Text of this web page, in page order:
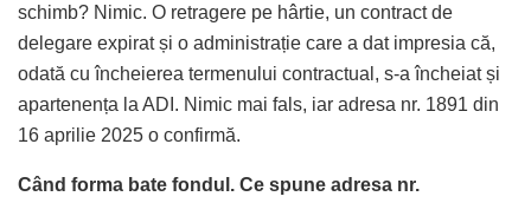
schimb? Nimic. O retragere pe hârtie, un contract de
delegare expirat și o administrație care a dat impresia că,
odată cu încheierea termenului contractual, s-a încheiat și
apartenența la ADI. Nimic mai fals, iar adresa nr. 1891 din
16 aprilie 2025 o confirmă.
Când forma bate fondul. Ce spune adresa nr.